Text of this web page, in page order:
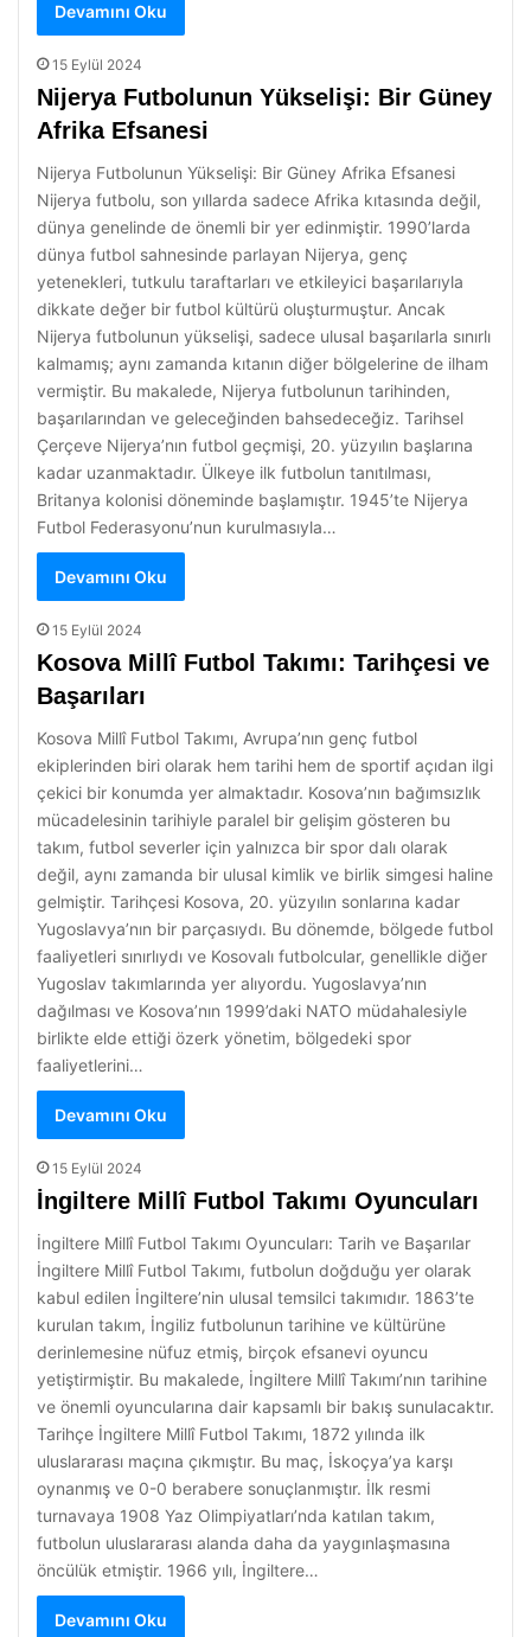
Devamını Oku
15 Eylül 2024
Nijerya Futbolunun Yükselişi: Bir Güney
Afrika Efsanesi
Nijerya Futbolunun Yükselişi: Bir Güney Afrika Efsanesi
Nijerya futbolu, son yıllarda sadece Afrika kıtasında değil,
dünya genelinde de önemli bir yer edinmiştir. 1990’larda
dünya futbol sahnesinde parlayan Nijerya, genç
yetenekleri, tutkulu taraftarları ve etkileyici başarılarıyla
dikkate değer bir futbol kültürü oluşturmuştur. Ancak
Nijerya futbolunun yükselişi, sadece ulusal başarılarla sınırlı
kalmamış; aynı zamanda kıtanın diğer bölgelerine de ilham
vermiştir. Bu makalede, Nijerya futbolunun tarihinden,
başarılarından ve geleceğinden bahsedeceğiz. Tarihsel
Çerçeve Nijerya’nın futbol geçmişi, 20. yüzyılın başlarına
kadar uzanmaktadır. Ülkeye ilk futbolun tanıtılması,
Britanya kolonisi döneminde başlamıştır. 1945’te Nijerya
Futbol Federasyonu’nun kurulmasıyla…
Devamını Oku
15 Eylül 2024
Kosova Millî Futbol Takımı: Tarihçesi ve
Başarıları
Kosova Millî Futbol Takımı, Avrupa’nın genç futbol
ekiplerinden biri olarak hem tarihi hem de sportif açıdan ilgi
çekici bir konumda yer almaktadır. Kosova’nın bağımsızlık
mücadelesinin tarihiyle paralel bir gelişim gösteren bu
takım, futbol severler için yalnızca bir spor dalı olarak
değil, aynı zamanda bir ulusal kimlik ve birlik simgesi haline
gelmiştir. Tarihçesi Kosova, 20. yüzyılın sonlarına kadar
Yugoslavya’nın bir parçasıydı. Bu dönemde, bölgede futbol
faaliyetleri sınırlıydı ve Kosovalı futbolcular, genellikle diğer
Yugoslav takımlarında yer alıyordu. Yugoslavya’nın
dağılması ve Kosova’nın 1999’daki NATO müdahalesiyle
birlikte elde ettiği özerk yönetim, bölgedeki spor
faaliyetlerini…
Devamını Oku
15 Eylül 2024
İngiltere Millî Futbol Takımı Oyuncuları
İngiltere Millî Futbol Takımı Oyuncuları: Tarih ve Başarılar
İngiltere Millî Futbol Takımı, futbolun doğduğu yer olarak
kabul edilen İngiltere’nin ulusal temsilci takımıdır. 1863’te
kurulan takım, İngiliz futbolunun tarihine ve kültürüne
derinlemesine nüfuz etmiş, birçok efsanevi oyuncu
yetiştirmiştir. Bu makalede, İngiltere Millî Takımı’nın tarihine
ve önemli oyuncularına dair kapsamlı bir bakış sunulacaktır.
Tarihçe İngiltere Millî Futbol Takımı, 1872 yılında ilk
uluslararası maçına çıkmıştır. Bu maç, İskoçya’ya karşı
oynanmış ve 0-0 berabere sonuçlanmıştır. İlk resmi
turnavaya 1908 Yaz Olimpiyatları’nda katılan takım,
futbolun uluslararası alanda daha da yaygınlaşmasına
öncülük etmiştir. 1966 yılı, İngiltere…
Devamını Oku